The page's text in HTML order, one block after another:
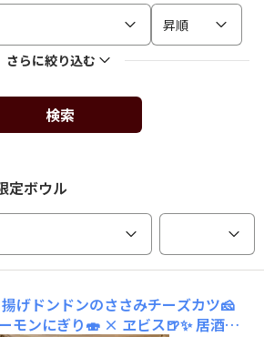
昇順
さらに絞り込む
検索
定ボウル
揚げドンドンのささみチーズカツ🧀
モンにぎり🍣 × ヱビス🍺✨居酒屋